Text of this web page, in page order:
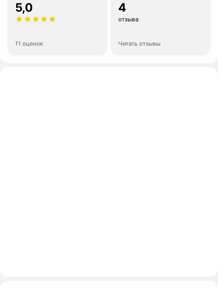
5,0
11 оценок
4
отзыва
Читать отзывы